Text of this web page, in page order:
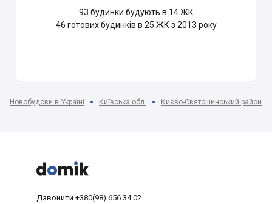
93 будинки будують в 14 ЖК
46 готових будинків в 25 ЖК з 2013 року
Новобудови в Україні Київська обл. Києво-Святошинський район



Дзвонити +380(98) 656 34 02